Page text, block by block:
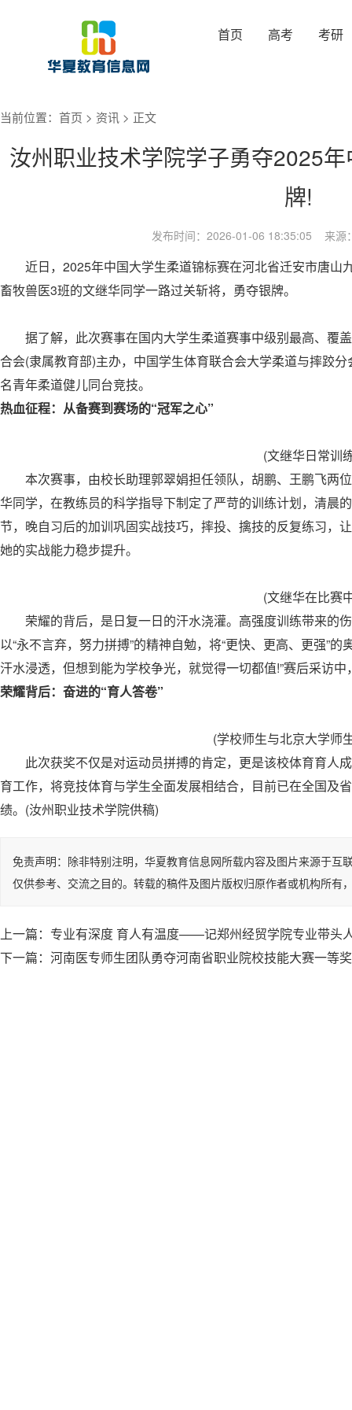
首页 高考 考研
当前位置： 首页 > 资讯 > 正文
汝州职业技术学院学子勇夺2025
牌!
发布时间：2026-01-06 18:35:05 来源
近日，2025年中国大学生柔道锦标赛在河北省迁安市唐山
畜牧兽医3班的文继华同学一路过关斩将，勇夺银牌。
据了解，此次赛事在国内大学生柔道赛事中级别最高、覆
合会(隶属教育部)主办，中国学生体育联合会大学柔道与摔跤
名青年柔道健儿同台竞技。
热血征程：从备赛到赛场的“冠军之心”
(文继华日常训
本次赛事，由校长助理郭翠娟担任领队，胡鹏、王鹏飞两
华同学，在教练员的科学指导下制定了严苛的训练计划，清晨
节，晚自习后的加训巩固实战技巧，摔投、擒技的反复练习，
她的实战能力稳步提升。
(文继华在比赛
荣耀的背后，是日复一日的汗水浇灌。高强度训练带来的
以“永不言弃，努力拼搏”的精神自勉，将“更快、更高、更强”
汗水浸透，但想到能为学校争光，就觉得一切都值!”赛后采访
荣耀背后：奋进的“育人答卷”
(学校师生与北京大学师
此次获奖不仅是对运动员拼搏的肯定，更是该校体育育人
育工作，将竞技体育与学生全面发展相结合，目前已在全国及
绩。(汝州职业技术学院供稿)
免责声明：除非特别注明，华夏教育信息网所载内容及图片来源于互
仅供参考、交流之目的。转载的稿件及图片版权归原作者或机构所有
上一篇： 专业有深度 育人有温度——记郑州经贸学院专业带头
下一篇： 河南医专师生团队勇夺河南省职业院校技能大赛一等奖